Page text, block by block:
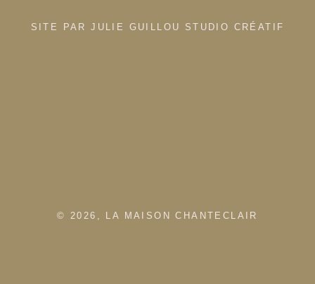
© 2026, LA MAISON CHANTECLAIR
SITE PAR JULIE GUILLOU STUDIO CRÉATIF